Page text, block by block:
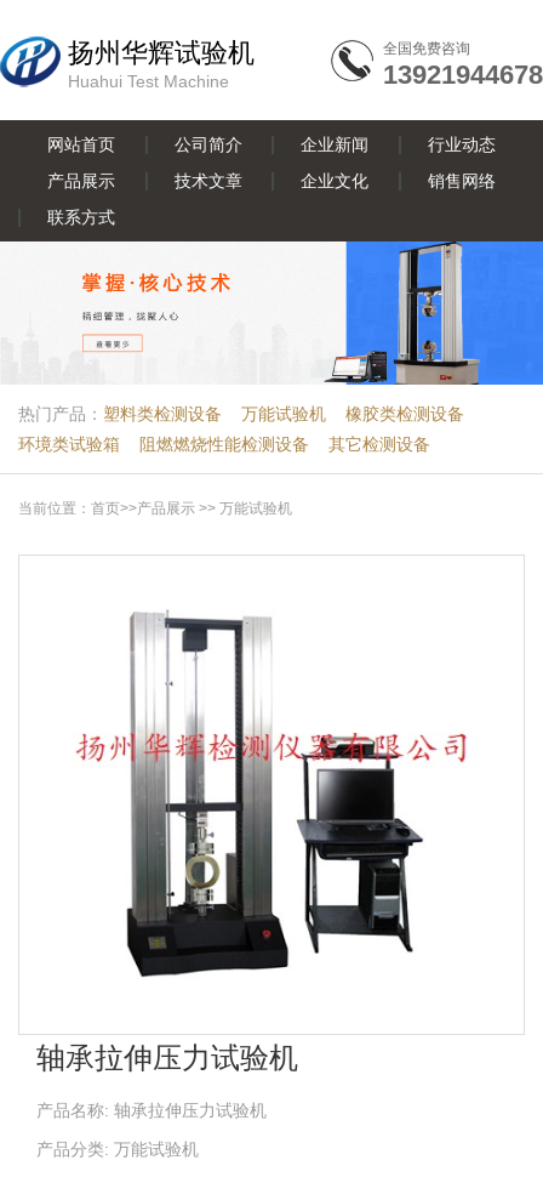
扬州华辉试验机
Huahui Test Machine
全国免费咨询
13921944678
网站首页 公司简介 企业新闻
行业动态
产品展示
技术文章 企业文化
销售网络
联系方式
热门产品： 塑料类检测设备 万能试验机
橡胶类检测设备
环境类试验箱
阻燃燃烧性能检测设备 其它检测设备
当前位置： 首页>>产品展示 >> 万能试验机
轴承拉伸压力试验机
产品名称: 轴承拉伸压力试验机
产品分类: 万能试验机